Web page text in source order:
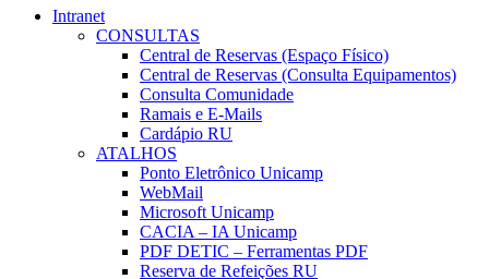
Intranet
CONSULTAS
Central de Reservas (Espaço Físico)
Central de Reservas (Consulta Equipamentos)
Consulta Comunidade
Ramais e E-Mails
Cardápio RU
ATALHOS
Ponto Eletrônico Unicamp
WebMail
Microsoft Unicamp
CACIA – IA Unicamp
PDF DETIC – Ferramentas PDF
Reserva de Refeições RU